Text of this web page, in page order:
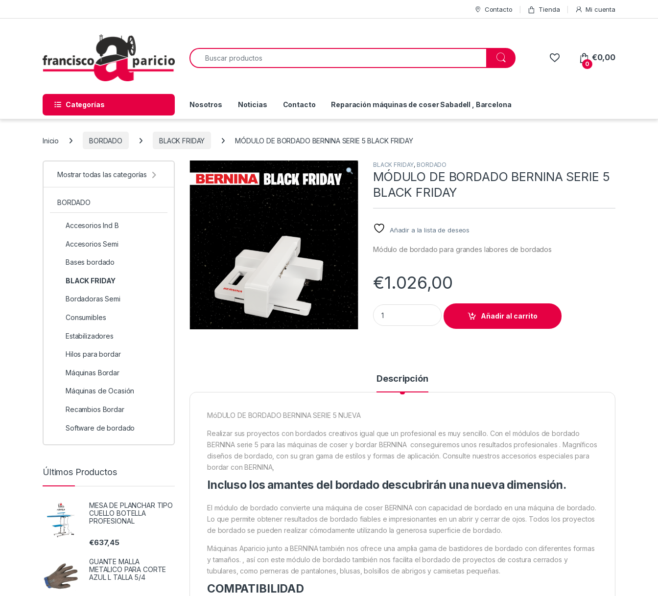
Contacto Tienda Mi cuenta
Search for:
0
€0,00
Categorías Nosotros Noticias Contacto Reparación máquinas de coser Sabadell , Barcelona
Inicio BORDADO BLACK FRIDAY MÓDULO DE BORDADO BERNINA SERIE 5 BLACK FRIDAY
BLACK FRIDAY, BORDADO
MÓDULO DE BORDADO BERNINA SERIE 5
BLACK FRIDAY
Añadir a la lista de deseos
Módulo de bordado para grandes labores de bordados
€1.026,00
MÓDULO DE BORDADO BERNINA SERIE 5 BLACK FRIDAY quantity
Añadir al carrito
Descripción
MóDULO DE BORDADO BERNINA SERIE 5 NUEVA
Realizar sus proyectos con bordados creativos igual que un profesional es muy sencillo. Con el módulos de bordado
BERNINA serie 5 para las máquinas de coser y bordar BERNINA conseguiremos unos resultados profesionales . Magníficos
diseños de bordado, con su gran gama de estilos y formas de aplicación. Consulte nuestros accesorios especiales para
bordar con BERNINA,
Incluso los amantes del bordado descubrirán una nueva dimensión.
El módulo de bordado convierte una máquina de coser BERNINA con capacidad de bordado en una máquina de bordado.
Lo que permite obtener resultados de bordado fiables e impresionantes en un abrir y cerrar de ojos. Todos los proyectos
de bordado se pueden realizar cómodamente utilizando la generosa superficie de bordado.
Máquinas Aparicio junto a BERNINA también nos ofrece una amplia gama de bastidores de bordado con diferentes formas
y tamaños. , así con este módulo de bordado también nos facilita el bordado de proyectos de costura cerrados y
tubulares, como perneras de pantalones, blusas, bolsillos de abrigos y camisetas pequeñas.
COMPATIBILIDAD
Mostrar todas las categorías
BORDADO
Accesorios Ind B
Accesorios Semi
Bases bordado
BLACK FRIDAY
Bordadoras Semi
Consumibles
Estabilizadores
Hilos para bordar
Máquinas Bordar
Máquinas de Ocasión
Recambios Bordar
Software de bordado
Últimos Productos
MESA DE PLANCHAR TIPO
CUELLO BOTELLA
PROFESIONAL
€637,45
GUANTE MALLA
METALICO PARA CORTE
AZUL L TALLA 5/4